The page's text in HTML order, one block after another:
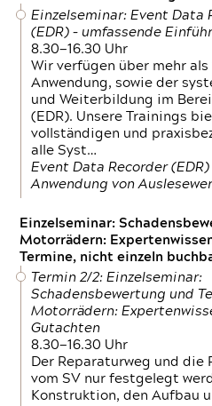
Einzelseminar: Event Data
(EDR) – umfassende
8.30—16.30 Uhr
Wir verfügen über mehr
Anwendung, sowie der
und Weiterbildung im
(EDR). Unsere Trainings
vollständigen und
alle Syst…
Event Data Recorder
Anwendung von
Einzelseminar:
Motorrädern:
Termine, nicht einzeln
Termin 2/2: Einzelseminar:
Schadensbewertung und
Motorrädern:
Gutachten
8.30—16.30 Uhr
Der Reparaturweg und die
vom SV nur festgelegt
Konstruktion, den Aufbau